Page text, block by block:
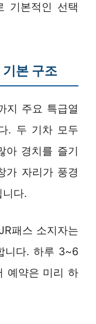
기본적인 선택
본 구조
지 주요 특급열
. 두 기차 모두
아 경치를 즐기
가 자리가 풍경
니다.
패스 소지자는
니다. 하루 3~6
예약은 미리 하